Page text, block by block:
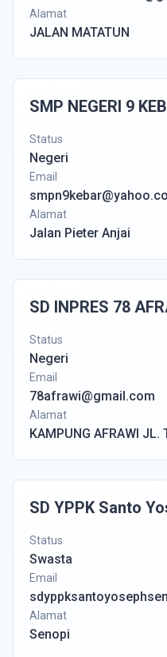
Alamat
JALAN MATATUN
SMP NEGERI 9
Status
Negeri
Email
Alamat
Jalan Pieter Anjai
SD INPRES 78
Status
Negeri
Email
78afrawi@gmail.com
Alamat
KAMPUNG AFRAWI JL.
SD YPPK Santo
Status
Swasta
Email
Alamat
Senopi